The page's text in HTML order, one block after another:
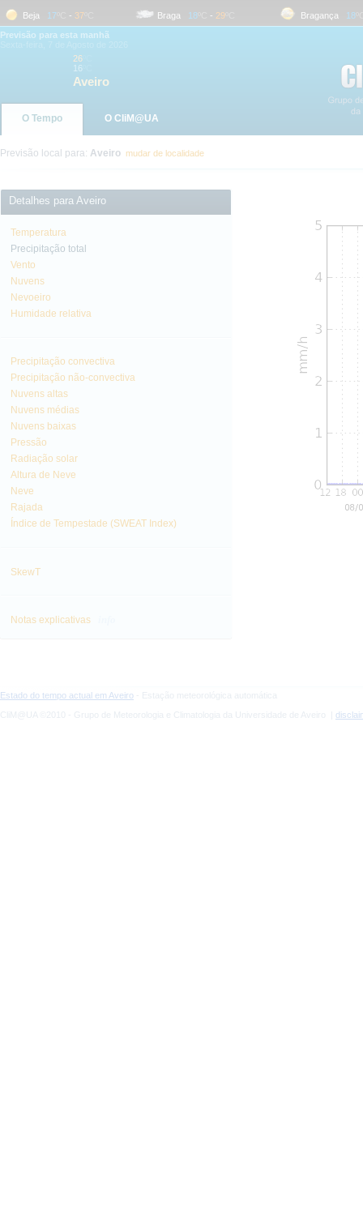
Beja 17 ºC- 37 ºC Braga 18 ºC- 29 ºC Bragança 18 ºC-
Previsão para esta manhã
26
16
Aveiro
O Tempo O CliM@UA
Previsão local para: Aveiro mudar de localidade
Detalhes para Aveiro
Temperatura
Precipitação total
Vento
Nuvens
Nevoeiro
Humidade relativa
Precipitação convectiva
Precipitação não-convectiva
Nuvens altas
Nuvens médias
Nuvens baixas
Pressão
Radiação solar
Altura de Neve
Neve
Rajada
Índice de Tempestade (SWEAT Index)
SkewT
Notas explicativas
Estado do tempo actual em Aveiro - Estação meteorológica automática
CliM@UA ©2010 - Grupo de Meteorologia e Climatologia da Universidade de Aveiro |